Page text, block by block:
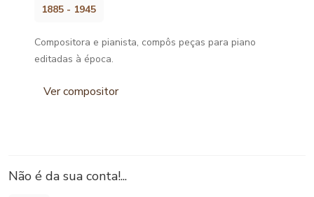
1885 - 1945
Compositora e pianista, compôs peças para piano
editadas à época.
Ver compositor
Não é da sua conta!...